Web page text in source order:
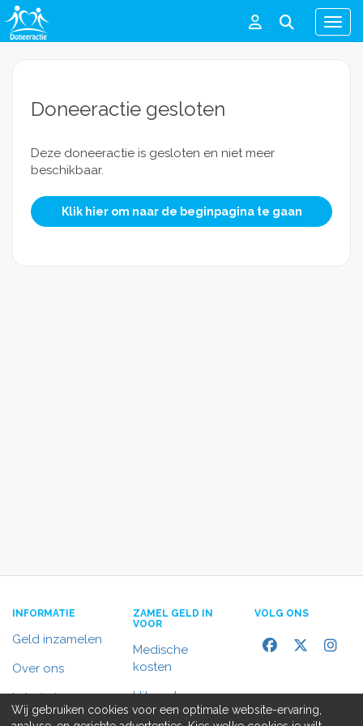
Menu
Doneeractie gesloten
Deze doneeractie is gesloten en niet meer
beschikbaar.
Klik hier om naar de beginpagina te gaan
INFORMATIE
Geld inzamelen
Over ons
In het nieuws
ZAMEL GELD IN
VOOR
Medische
kosten
Uitvaart
VOLG ONS
Wij gebruiken cookies voor een optimale website-ervaring,